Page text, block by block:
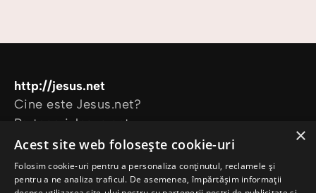
http://jesus.net
Cine este Jesus.net?
Parteneri Jesus.net
Alătură-te comunității Jesus.net
Explorează
Articole
×
Acest site web folosește cookie-uri
Folosim cookie-uri pentru a personaliza conținutul, reclamele și
pentru a ne analiza traficul. De asemenea, împărtășim informații